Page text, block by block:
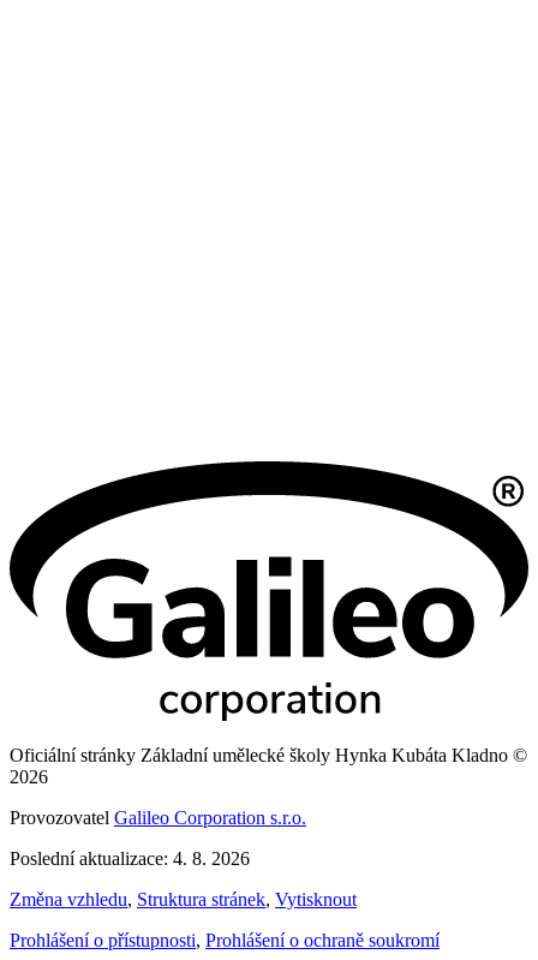
Oficiální stránky Základní umělecké školy Hynka Kubáta Kladno ©
2026
Provozovatel Galileo Corporation s.r.o.
Poslední aktualizace: 4. 8. 2026
Změna vzhledu, Struktura stránek, Vytisknout
Prohlášení o přístupnosti, Prohlášení o ochraně soukromí